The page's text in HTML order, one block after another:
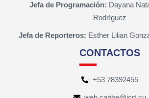
Jefa de Programación: Dayana
Rodríguez
Jefa de Reporteros: Esther Lilian
CONTACTOS
+53 78392455